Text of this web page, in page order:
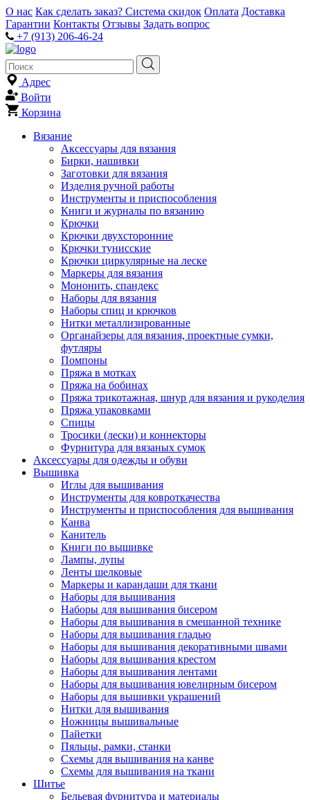
О нас Как сделать заказ? Система скидок Оплата Доставка
Гарантии Контакты Отзывы Задать вопрос
+7 (913) 206-46-24
Адрес
Войти
Корзина
Вязание
Аксессуары для вязания
Бирки, нашивки
Заготовки для вязания
Изделия ручной работы
Инструменты и приспособления
Книги и журналы по вязанию
Крючки
Крючки двухсторонние
Крючки тунисские
Крючки циркулярные на леске
Маркеры для вязания
Мононить, спандекс
Наборы для вязания
Наборы спиц и крючков
Нитки металлизированные
Органайзеры для вязания, проектные сумки,
футляры
Помпоны
Пряжа в мотках
Пряжа на бобинах
Пряжа трикотажная, шнур для вязания и рукоделия
Пряжа упаковками
Спицы
Тросики (лески) и коннекторы
Фурнитура для вязаных сумок
Аксессуары для одежды и обуви
Вышивка
Иглы для вышивания
Инструменты для ковроткачества
Инструменты и приспособления для вышивания
Канва
Канитель
Книги по вышивке
Лампы, лупы
Ленты шелковые
Маркеры и карандаши для ткани
Наборы для вышивания
Наборы для вышивания бисером
Наборы для вышивания в смешанной технике
Наборы для вышивания гладью
Наборы для вышивания декоративными швами
Наборы для вышивания крестом
Наборы для вышивания лентами
Наборы для вышивания ювелирным бисером
Наборы для вышивки украшений
Нитки для вышивания
Ножницы вышивальные
Пайетки
Пяльцы, рамки, станки
Схемы для вышивания на канве
Схемы для вышивания на ткани
Шитье
Бельевая фурнитура и материалы